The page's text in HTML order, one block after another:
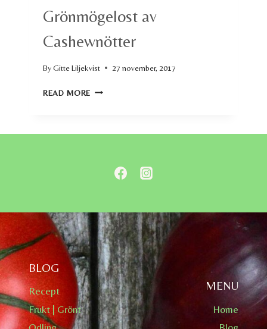
Grönmögelost av
Cashewnötter
ByGitte Liljekvist 27 november, 2017
READ MORE GRÖNMÖGELOST
BLOG
Recept
Frukt | Grönt
MENU
Home